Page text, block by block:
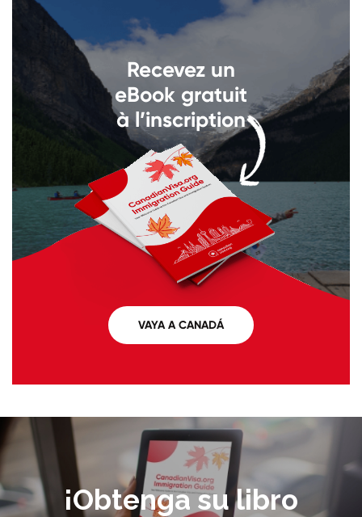
Recevez un
eBook gratuit
à l’inscription
VAYA A CANADÁ
¡Obtenga su libro
Llámenos al +1 604 449 1200